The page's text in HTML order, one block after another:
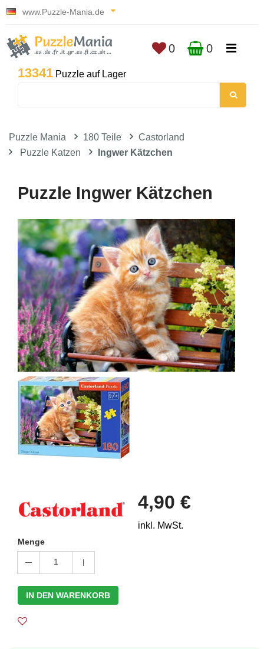
www.Puzzle-Mania.de
13341 Puzzle auf Lager
0 0
Puzzle Mania 180 Teile
Castorland
Puzzle Katzen
Ingwer Kätzchen
Puzzle Ingwer Kätzchen
4,90 €
inkl. MwSt.
Menge
1
IN DEN WARENKORB